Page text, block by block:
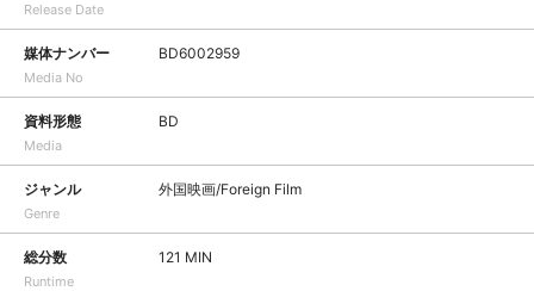
Release Date
媒体ナンバー
Media No
BD6002959
資料形態
Media
BD
ジャンル
Genre
外国映画/Foreign Film
総分数
Runtime
121 MIN